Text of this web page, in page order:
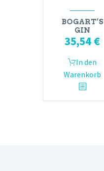
BOGART’S
GIN
35,54 €
In den
Warenkorb